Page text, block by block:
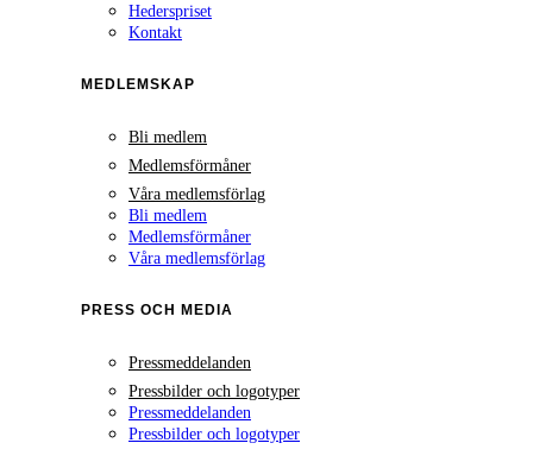
Hederspriset
Kontakt
MEDLEMSKAP
Bli medlem
Medlemsförmåner
Våra medlemsförlag
Bli medlem
Medlemsförmåner
Våra medlemsförlag
PRESS OCH MEDIA
Pressmeddelanden
Pressbilder och logotyper
Pressmeddelanden
Pressbilder och logotyper